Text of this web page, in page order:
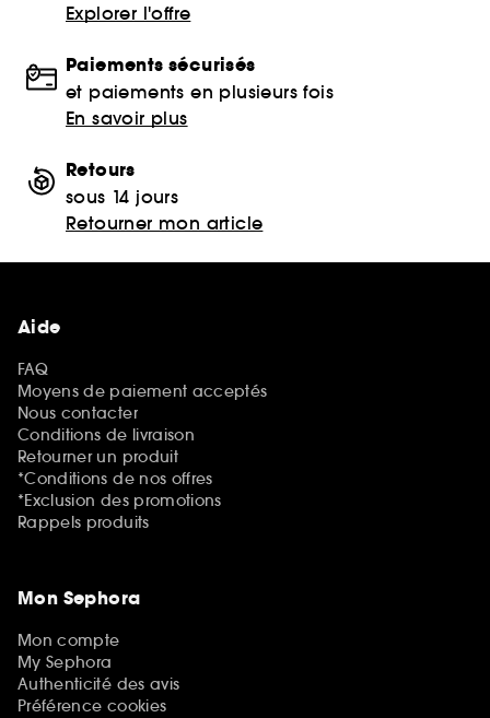
Explorer l'offre
Paiements sécurisés
et paiements en plusieurs fois
En savoir plus
Retours
sous 14 jours
Retourner mon article
Aide
FAQ
Moyens de paiement acceptés
Nous contacter
Conditions de livraison
Retourner un produit
*Conditions de nos offres
*Exclusion des promotions
Rappels produits
Mon Sephora
Mon compte
My Sephora
Authenticité des avis
Préférence cookies